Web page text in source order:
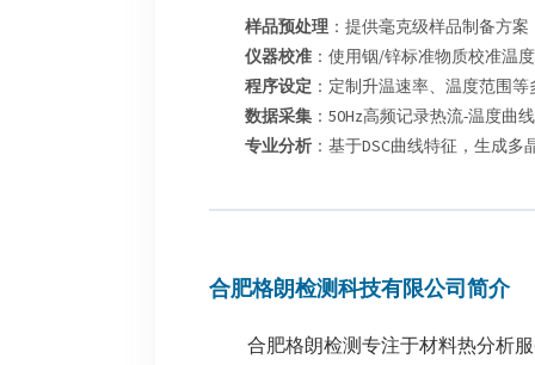
样品预处理 ：提供毫克级样品制备方
仪器校准 ：使用铟/锌标准物质校准温
程序设定 ：定制升温速率、温度范围
数据采集 ：50Hz高频记录热流-温度曲
专业分析 ：基于DSC曲线特征，生成
合肥格朗检测科技有限公司简介
合肥格朗检测专注于材料热分析